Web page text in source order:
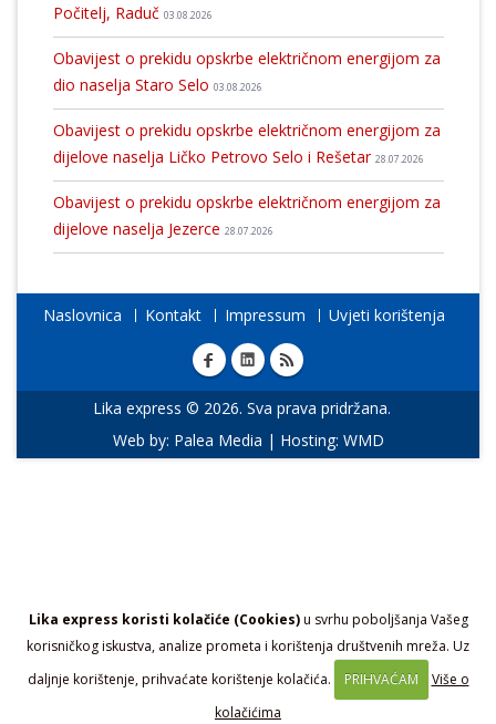
Lika express koristi kolačiće (Cookies)u svrhu poboljšanja Vašeg
korisničkog iskustva, analize prometa i korištenja društvenih mreža. Uz
daljnje korištenje, prihvaćate korištenje kolačića.
PRIHVAĆAM
Više o
kolačićima
Počitelj, Raduč 03.08.2026
Obavijest o prekidu opskrbe električnom energijom za
dio naselja Staro Selo 03.08.2026
Obavijest o prekidu opskrbe električnom energijom za
dijelove naselja Ličko Petrovo Selo i Rešetar 28.07.2026
Obavijest o prekidu opskrbe električnom energijom za
dijelove naselja Jezerce 28.07.2026
Naslovnica Kontakt Impressum Uvjeti korištenja
Lika express © 2026. Sva prava pridržana.
Web by: Palea Media | Hosting: WMD